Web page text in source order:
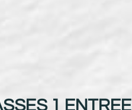
1 ENTREE